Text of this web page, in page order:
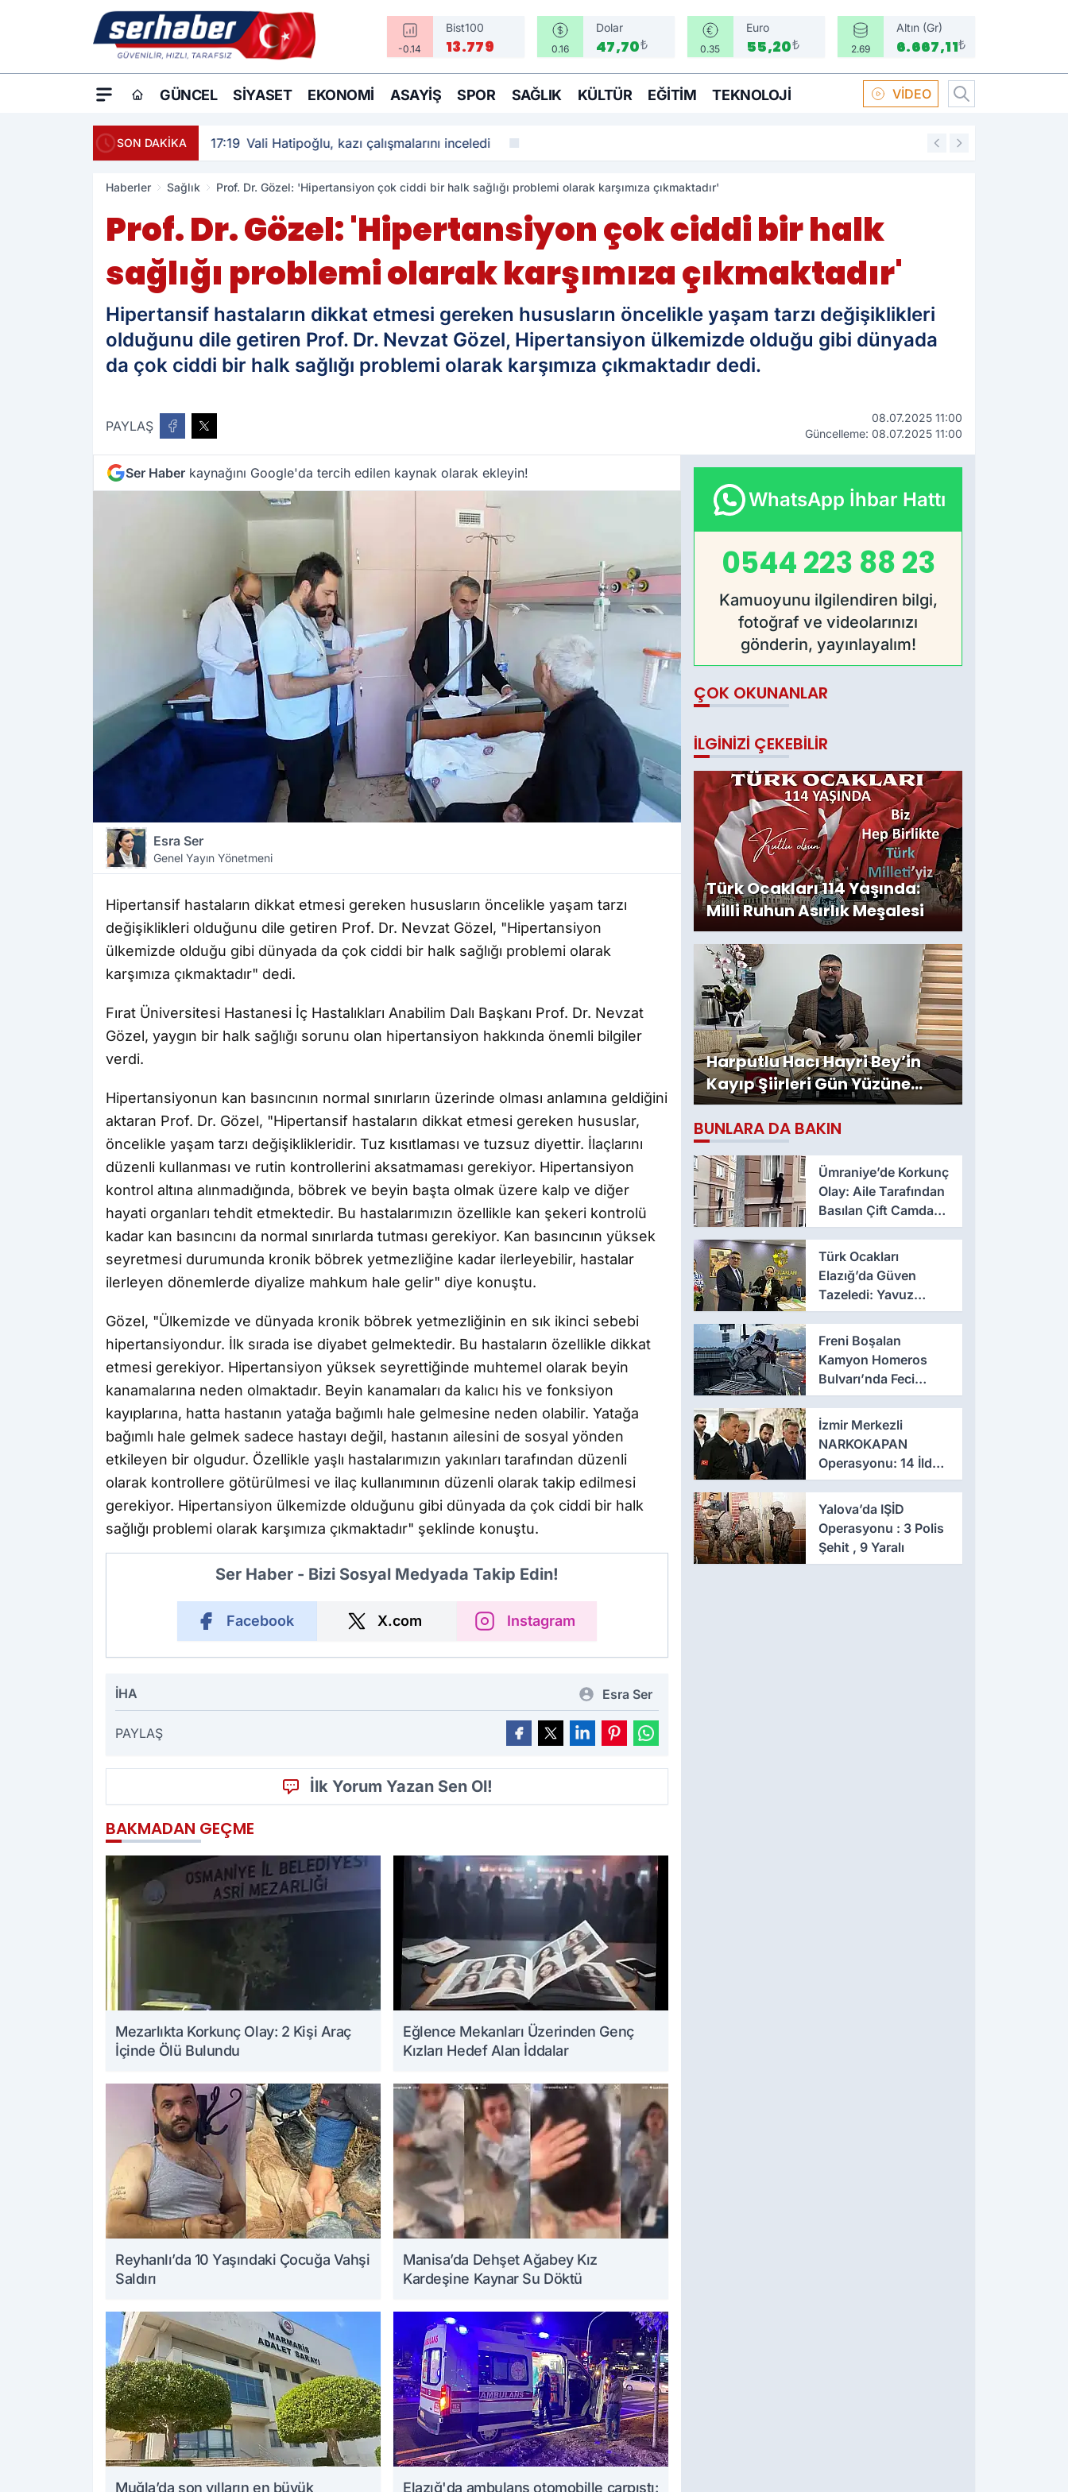
-0.14
Bist100
13.779 0.16
Dolar
47,70₺ 0.35
Euro
55,20₺ 2.69
Altın (Gr)
6.667,11₺
GÜNCEL SIYASET EKONOMI ASAYIŞ SPOR SAĞLIK KÜLTÜR EĞITIM TEKNOLOJI VİDEO
SON DAKİKA 17:19 Vali Hatipoğlu, kazı çalışmalarını inceledi 16:58
Haberler Sağlık Prof. Dr. Gözel: 'Hipertansiyon çok ciddi bir halk sağlığı problemi olarak karşımıza çıkmaktadır'
Prof. Dr. Gözel: 'Hipertansiyon çok ciddi bir halk
sağlığı problemi olarak karşımıza çıkmaktadır'
Hipertansif hastaların dikkat etmesi gereken hususların öncelikle yaşam tarzı değişiklikleri
olduğunu dile getiren Prof. Dr. Nevzat Gözel, Hipertansiyon ülkemizde olduğu gibi dünyada
da çok ciddi bir halk sağlığı problemi olarak karşımıza çıkmaktadır dedi.
PAYLAŞ
08.07.2025 11:00
Güncelleme: 08.07.2025 11:00
Ser Haber kaynağını Google'da tercih edilen kaynak olarak ekleyin!
Esra Ser
Genel Yayın Yönetmeni
Hipertansif hastaların dikkat etmesi gereken hususların öncelikle yaşam tarzı
değişiklikleri olduğunu dile getiren Prof. Dr. Nevzat Gözel, "Hipertansiyon
ülkemizde olduğu gibi dünyada da çok ciddi bir halk sağlığı problemi olarak
karşımıza çıkmaktadır" dedi.
Fırat Üniversitesi Hastanesi İç Hastalıkları Anabilim Dalı Başkanı Prof. Dr. Nevzat
Gözel, yaygın bir halk sağlığı sorunu olan hipertansiyon hakkında önemli bilgiler
verdi.
Hipertansiyonun kan basıncının normal sınırların üzerinde olması anlamına geldiğini
aktaran Prof. Dr. Gözel, "Hipertansif hastaların dikkat etmesi gereken hususlar,
öncelikle yaşam tarzı değişiklikleridir. Tuz kısıtlaması ve tuzsuz diyettir. İlaçlarını
düzenli kullanması ve rutin kontrollerini aksatmaması gerekiyor. Hipertansiyon
kontrol altına alınmadığında, böbrek ve beyin başta olmak üzere kalp ve diğer
hayati organları tehdit etmektedir. Bu hastalarımızın özellikle kan şekeri kontrolü
kadar kan basıncını da normal sınırlarda tutması gerekiyor. Kan basıncının yüksek
seyretmesi durumunda kronik böbrek yetmezliğine kadar ilerleyebilir, hastalar
ilerleyen dönemlerde diyalize mahkum hale gelir" diye konuştu.
Gözel, "Ülkemizde ve dünyada kronik böbrek yetmezliğinin en sık ikinci sebebi
hipertansiyondur. İlk sırada ise diyabet gelmektedir. Bu hastaların özellikle dikkat
etmesi gerekiyor. Hipertansiyon yüksek seyrettiğinde muhtemel olarak beyin
kanamalarına neden olmaktadır. Beyin kanamaları da kalıcı his ve fonksiyon
kayıplarına, hatta hastanın yatağa bağımlı hale gelmesine neden olabilir. Yatağa
bağımlı hale gelmek sadece hastayı değil, hastanın ailesini de sosyal yönden
etkileyen bir olgudur. Özellikle yaşlı hastalarımızın yakınları tarafından düzenli
olarak kontrollere götürülmesi ve ilaç kullanımının düzenli olarak takip edilmesi
gerekiyor. Hipertansiyon ülkemizde olduğunu gibi dünyada da çok ciddi bir halk
sağlığı problemi olarak karşımıza çıkmaktadır" şeklinde konuştu.
Ser Haber - Bizi Sosyal Medyada Takip Edin!
Facebook X.com Instagram
İHA Esra Ser
PAYLAŞ
İlk Yorum Yazan Sen Ol!
BAKMADAN GEÇME
Mezarlıkta Korkunç Olay: 2 Kişi Araç
İçinde Ölü Bulundu
Eğlence Mekanları Üzerinden Genç
Kızları Hedef Alan İddalar
Reyhanlı’da 10 Yaşındaki Çocuğa Vahşi
Saldırı
Manisa’da Dehşet Ağabey Kız
Kardeşine Kaynar Su Döktü
Muğla’da son yılların en büyük
Elazığ'da ambulans otomobille çarpıştı:
WhatsApp İhbar Hattı
0544 223 88 23
Kamuoyunu ilgilendiren bilgi,
fotoğraf ve videolarınızı
gönderin, yayınlayalım!
ÇOK OKUNANLAR
İLGINIZI ÇEKEBILIR
Türk Ocakları 114 Yaşında:
Milli Ruhun Asırlık Meşalesi
Harputlu Hacı Hayri Bey’in
Kayıp Şiirleri Gün Yüzüne
Çıktı
BUNLARA DA BAKIN
Ümraniye’de Korkunç
Olay: Aile Tarafından
Basılan Çift Camdan
Atladı
Türk Ocakları
Elazığ’da Güven
Tazeledi: Yavuz
Haykır Yeniden
Başkan
Freni Boşalan
Kamyon Homeros
Bulvarı’nda Feci
Kazaya Neden Oldu
İzmir Merkezli
NARKOKAPAN
Operasyonu: 14 İlde
Eş Zamanlı Baskın,
641 Gözaltı
Yalova’da IŞİD
Operasyonu : 3 Polis
Şehit , 9 Yaralı